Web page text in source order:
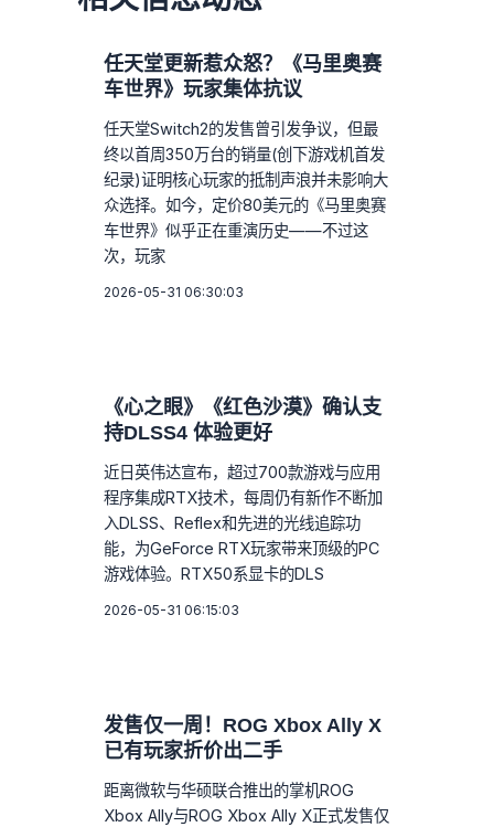
任天堂更新惹众怒？《马里奥赛
车世界》玩家集体抗议
任天堂Switch2的发售曾引发争议，但最
终以首周350万台的销量(创下游戏机首发
纪录)证明核心玩家的抵制声浪并未影响大
众选择。如今，定价80美元的《马里奥赛
车世界》似乎正在重演历史——不过这
次，玩家
2026-05-31 06:30:03
《心之眼》《红色沙漠》确认支
持DLSS4 体验更好
近日英伟达宣布，超过700款游戏与应用
程序集成RTX技术，每周仍有新作不断加
入DLSS、Reflex和先进的光线追踪功
能，为GeForce RTX玩家带来顶级的PC
游戏体验。RTX50系显卡的DLS
2026-05-31 06:15:03
发售仅一周！ROG Xbox Ally X
已有玩家折价出二手
距离微软与华硕联合推出的掌机ROG
Xbox Ally与ROG Xbox Ally X正式发售仅